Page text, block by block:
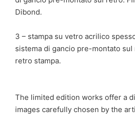
Dibond.
3 – stampa su vetro acrilico
sistema di gancio pre-montato sul
retro stampa.
The limited edition works offer a
images carefully chosen by the